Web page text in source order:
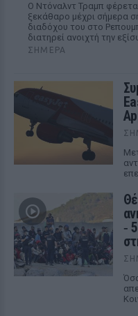
Ο Ντόναλντ Τραμπ
ξεκάθαρο μέχρι σήμερα
διαδόχου του στο
διατηρεί ανοιχτή την
ΣΉΜΕΡΑ
‑